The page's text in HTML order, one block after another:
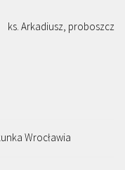
ks. Arkadiusz, proboszcz
Wrocławia